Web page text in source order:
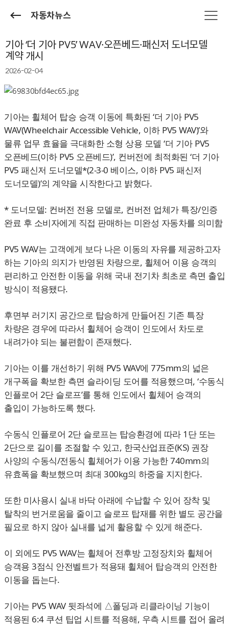
자동차뉴스
기아 ‘더 기아 PV5’ WAV·오픈베드·패신저 도너모델
계약 개시
2026-02-04
기아는 휠체어 탑승 승객 이동에 특화된 ‘더 기아 PV5
WAV(Wheelchair Accessible Vehicle, 이하 PV5 WAV)’와
물류 업무 효율을 극대화한 소형 상용 모델 ‘더 기아 PV5
오픈베드(이하 PV5 오픈베드)’, 컨버전에 최적화된 ‘더 기아
PV5 패신저 도너모델*(2-3-0 베이스, 이하 PV5 패신저
도너모델)’의 계약을 시작한다고 밝혔다.
* 도너모델: 컨버전 전용 모델로, 컨버전 업체가 특장/인증
완료 후 소비자에게 직접 판매하는 미완성 자동차를 의미함
PV5 WAV는 고객에게 보다 나은 이동의 자유를 제공하고자
하는 기아의 의지가 반영된 차량으로, 휠체어 이용 승객의
편리하고 안전한 이동을 위해 국내 전기차 최초로 측면 출입
방식이 적용됐다.
후면부 러기지 공간으로 탑승하게 만들어진 기존 특장
차량은 경우에 따라서 휠체어 승객이 인도에서 차도로
내려가야 되는 불편함이 존재했다.
기아는 이를 개선하기 위해 PV5 WAV에 775mm의 넓은
개구폭을 확보한 측면 슬라이딩 도어를 적용했으며, ‘수동식
인플로어 2단 슬로프’를 통해 인도에서 휠체어 승객의
출입이 가능하도록 했다.
수동식 인플로어 2단 슬로프는 탑승환경에 따라 1단 또는
2단으로 길이를 조절할 수 있고, 한국산업표준(KS) 권장
사양의 수동식/전동식 휠체어가 이용 가능한 740mm의
유효폭을 확보했으며 최대 300kg의 하중을 지지한다.
또한 미사용시 실내 바닥 아래에 수납할 수 있어 장착 및
탈착의 번거로움을 줄이고 슬로프 탑재를 위한 별도 공간을
필요로 하지 않아 실내를 넓게 활용할 수 있게 해준다.
이 외에도 PV5 WAV는 휠체어 전후방 고정장치와 휠체어
승객용 3점식 안전벨트가 적용돼 휠체어 탑승객의 안전한
이동을 돕는다.
기아는 PV5 WAV 뒷좌석에 △폴딩과 리클라이닝 기능이
적용된 6:4 쿠션 팁업 시트를 적용해, 우측 시트를 접어 올려